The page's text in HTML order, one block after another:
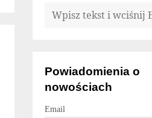
Powiadomienia o
nowościach
Email